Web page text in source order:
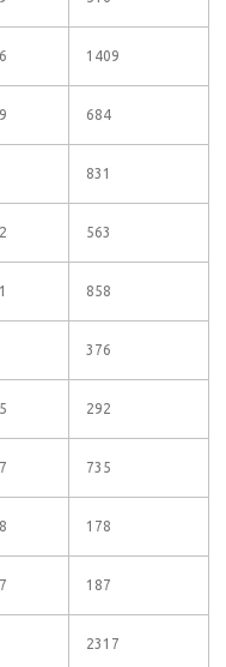
1409
684
831
563
858
376
292
735
178
187
2317